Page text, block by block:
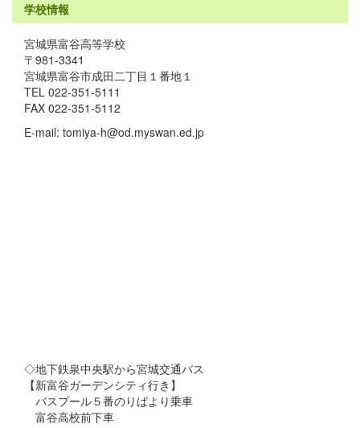
学校情報
宮城県富谷高等学校
〒981-3341
宮城県富谷市成田二丁目１番地１
TEL 022-351-5111
FAX 022-351-5112
E-mail: tomiya-h@od.myswan.ed.jp
◇地下鉄泉中央駅から宮城交通バス
【新富谷ガーデンシティ行き】
バスプール５番のりばより乗車
富谷高校前下車